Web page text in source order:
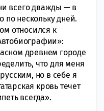
всего дважды — в
по нескольку дней.
относился к
древнем городе
что для меня
но в себе я
кровь течет
всегда».